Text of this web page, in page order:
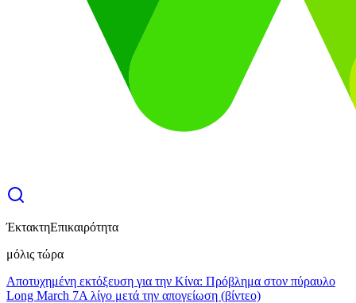
ΈκτακτηΕπικαιρότητα
μόλις τώρα
Αποτυχημένη εκτόξευση για την Κίνα: Πρόβλημα στον πύραυλο
Long March 7A λίγο μετά την απογείωση (βίντεο)